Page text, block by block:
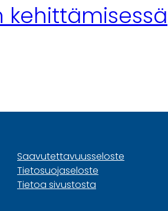
kehittämisessä
Saavutettavuusseloste
Tietosuojaseloste
Tietoa sivustosta